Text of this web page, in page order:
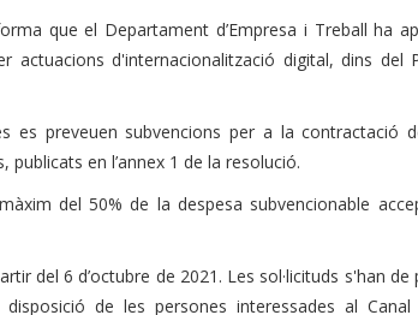
que el Departament d’Empresa i Treball ha
actuacions d'internacionalització digital, dins del
es preveuen subvencions per a la contractació
en l’annex 1 de la resolució.
del 50% de la despesa subvencionable
del 6 d’octubre de 2021. Les sol·licituds s'han de
de les persones interessades al Canal